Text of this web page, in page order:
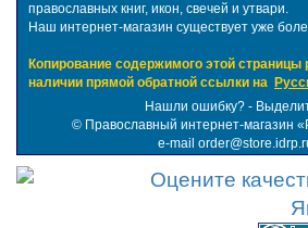
православных книг, икон, свечей и утвари.
Наш интернет-магазин существует уже
Копирование содержимого этой страницы
наличии прямой обратной ссылки на
Нашли ошибку? -
© Православный интернет-магазин
e-mail